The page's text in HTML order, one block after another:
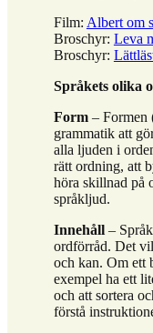
Film: Albert om
Broschyr: Leva
Broschyr:
Språkets olika
Form– Formen
grammatik att
alla ljuden i
rätt ordning, att
höra skillnad på
språkljud.
Innehåll–
ordförråd. Det
och kan. Om ett
exempel ha ett
och att sortera
förstå